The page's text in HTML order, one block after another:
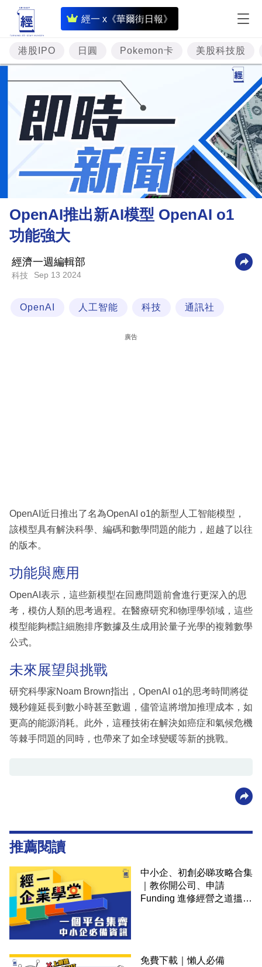
經一 x《華爾街日報》
即
時
財
經
專
題
投
資
樓
市
財
業
科
區
港股IPO 日圓 Pokemon卡 美股科技股
OpenAI推出新AI模型 OpenAI o1
功能強大
經濟一週編輯部
科技 Sep 13 2024
OpenAI 人工智能 科技 通訊社
廣告
OpenAI近日推出了名為OpenAI o1的新型人工智能模型，
該模型具有解決科學、編碼和數學問題的能力，超越了以往
的版本。
功能與應用
OpenAI表示，這些新模型在回應問題前會進行更深入的思
考，模仿人類的思考過程。在醫療研究和物理學領域，這些
模型能夠標註細胞排序數據及生成用於量子光學的複雜數學
公式。
未來展望與挑戰
研究科學家Noam Brown指出，OpenAI o1的思考時間將從
幾秒鐘延長到數小時甚至數週，儘管這將增加推理成本，如
更高的能源消耗。此外，這種技術在解決如癌症和氣候危機
等棘手問題的同時，也帶來了如全球變暖等新的挑戰。
推薦閱讀
中小企、初創必睇攻略合集
｜教你開公司、申請
Funding 進修經營之道搵大
免費下載｜懶人必備